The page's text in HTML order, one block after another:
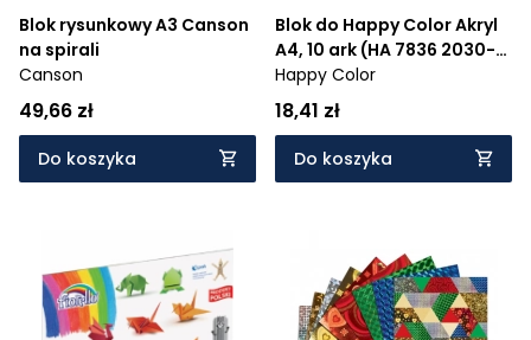
Blok rysunkowy A3 Canson
na spirali
Canson
49,66 zł
Do koszyka
Blok do Happy Color Akryl
A4, 10 ark (HA 7836 2030-
A10)
Happy Color
18,41 zł
Do koszyka